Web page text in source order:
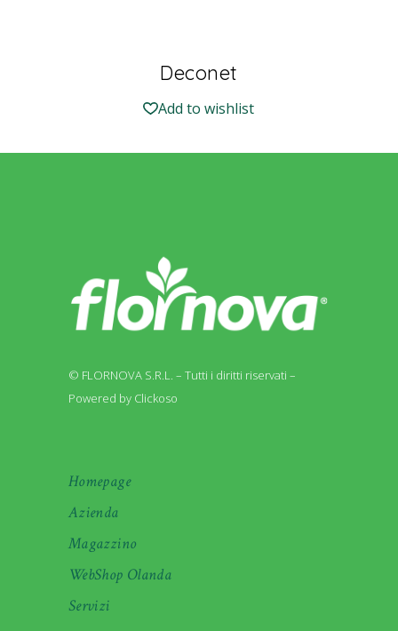
Deconet
Add to wishlist
© FLORNOVA S.R.L. – Tutti i diritti riservati –
Powered by Clickoso
Homepage
Azienda
Magazzino
WebShop Olanda
Servizi